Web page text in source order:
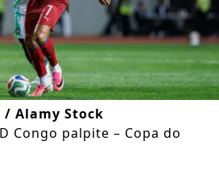
/ Alamy Stock
Congo palpite – Copa do